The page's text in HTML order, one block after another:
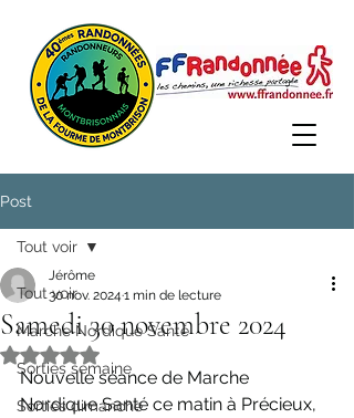
Post
Tout voir
Marche Nordique Santé
Sorties semaine
Sorties dimanche
Tout voir
Samedi 30 novembre 2024
Jérôme
30 nov. 2024 1 min de lecture
Noté NaN étoiles sur 5.
Nouvelle séance de Marche
Nordique Santé ce matin à Précieux,